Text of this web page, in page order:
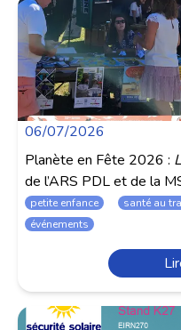
06/07/2026
Planète en Fête 2026 :
de l’ARS PDL et de la
petite enfance santé au
événements